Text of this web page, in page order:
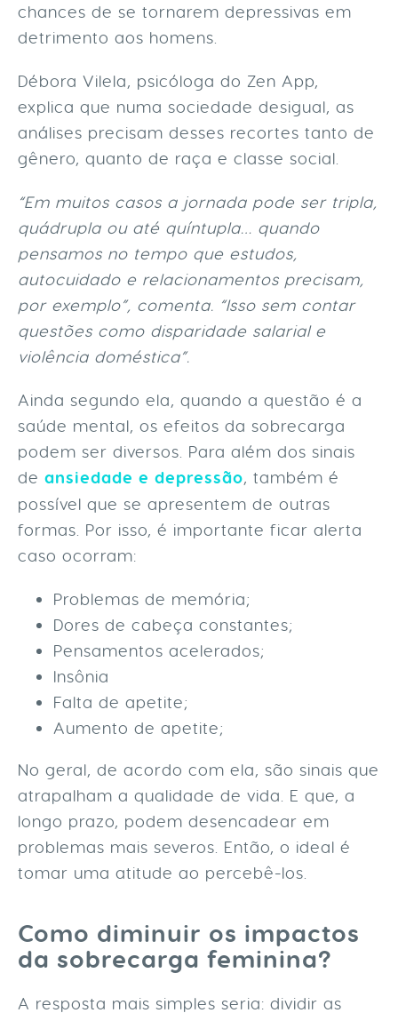
chances de se tornarem depressivas em
detrimento aos homens.
Débora Vilela, psicóloga do Zen App,
explica que numa sociedade desigual, as
análises precisam desses recortes tanto de
gênero, quanto de raça e classe social.
“Em muitos casos a jornada pode ser tripla,
quádrupla ou até quíntupla… quando
pensamos no tempo que estudos,
autocuidado e relacionamentos precisam,
por exemplo”, comenta. “Isso sem contar
questões como disparidade salarial e
violência doméstica”.
Ainda segundo ela, quando a questão é a
saúde mental, os efeitos da sobrecarga
podem ser diversos. Para além dos sinais
de ansiedade e depressão, também é
possível que se apresentem de outras
formas. Por isso, é importante ficar alerta
caso ocorram:
Problemas de memória;
Dores de cabeça constantes;
Pensamentos acelerados;
Insônia
Falta de apetite;
Aumento de apetite;
No geral, de acordo com ela, são sinais que
atrapalham a qualidade de vida. E que, a
longo prazo, podem desencadear em
problemas mais severos. Então, o ideal é
tomar uma atitude ao percebê-los.
Como diminuir os impactos
da sobrecarga feminina?
A resposta mais simples seria: dividir as